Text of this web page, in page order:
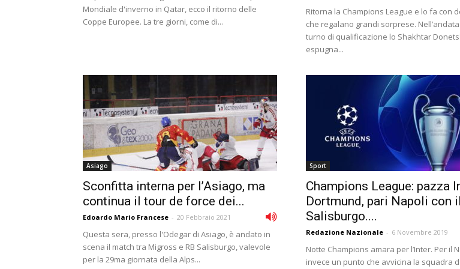
Mondiale d'inverno in Qatar, ecco il ritorno delle
Coppe Europee. La tre giorni, come di...
Ritorna la Champions League e lo fa con
che regalano grandi sorprese. Nell’andata
turno di qualificazione lo Shakhtar
espugna...
Asiago
Sconfitta interna per l’Asiago, ma
continua il tour de force dei...
Edoardo Mario Francese - 20 Febbraio 2021
Questa sera, presso l'Odegar di Asiago, è andato in
scena il match tra Migross e RB Salisburgo, valevole
per la 29ma giornata della Alps...
Sport
Champions League: pazza
Dortmund, pari Napoli con il
Salisburgo....
Redazione Nazionale - 6 Novembre 2019
Notte Champions amara per l’Inter. Per il
invece un punto che avvicina la squadra